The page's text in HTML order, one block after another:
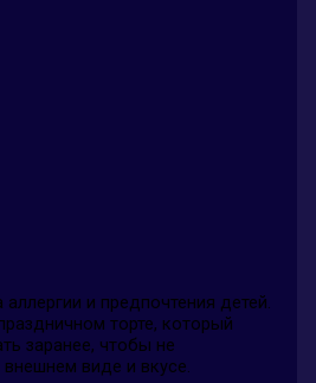
и предпочтения детей.
торте, который
заранее, чтобы не
внешнем виде и вкусе.